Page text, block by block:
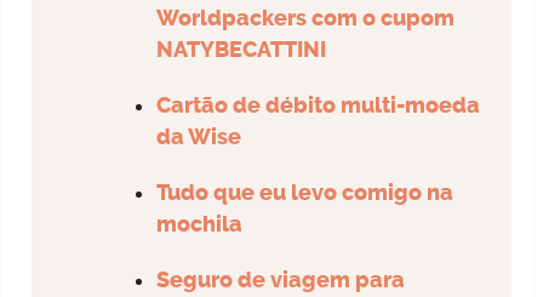
Worldpackers com o cupom
NATYBECATTINI
Cartão de débito multi-moeda
da Wise
Tudo que eu levo comigo na
mochila
Seguro de viagem para